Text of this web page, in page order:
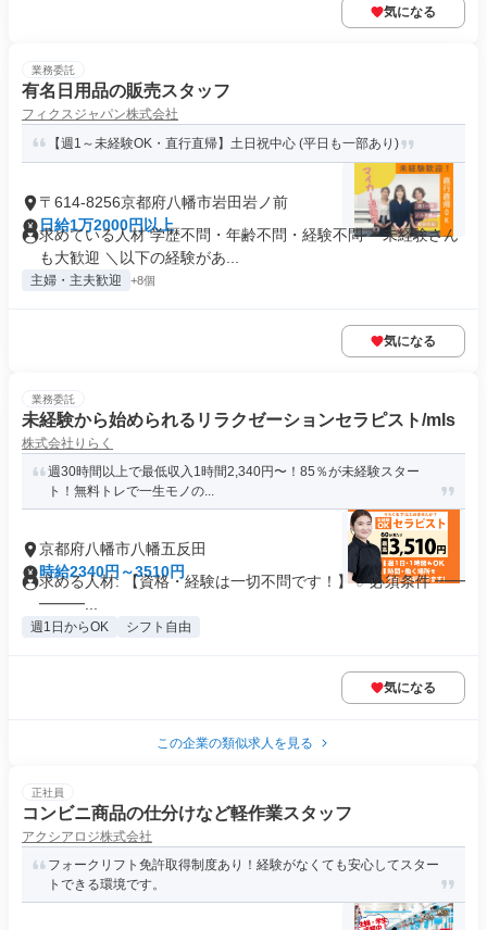
気になる
業務委託
有名日用品の販売スタッフ
フィクスジャパン株式会社
【週1～未経験OK・直行直帰】土日祝中心 (平日も一部あり)
〒614-8256京都府八幡市岩田岩ノ前
日給1万2000円以上
求めている人材 学歴不問・年齢不問・経験不問 ＊未経験さん
も大歓迎 ＼以下の経験があ...
主婦・主夫歓迎 +8個
気になる
業務委託
未経験から始められるリラクゼーションセラピスト/mls
株式会社りらく
週30時間以上で最低収入1時間2,340円〜！85％が未経験スター
ト！無料トレで一生モノの...
京都府八幡市八幡五反田
時給2340円～3510円
求める人材: 【資格・経験は一切不問です！】 ✅必須条件 ━━
━━━...
週1日からOK シフト自由
気になる
この企業の類似求人を見る
正社員
コンビニ商品の仕分けなど軽作業スタッフ
アクシアロジ株式会社
フォークリフト免許取得制度あり！経験がなくても安心してスター
トできる環境です。